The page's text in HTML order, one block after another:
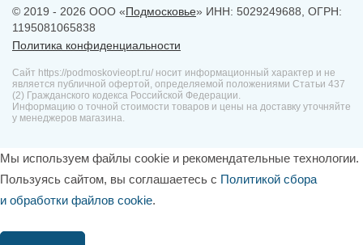
© 2019 - 2026 ООО «Подмосковье» ИНН: 5029249688, ОГРН:
1195081065838
Политика конфиденциальности
Сайт https://podmoskovieopt.ru/ носит информационный характер и не
является публичной офертой, определяемой положениями Статьи 437
(2) Гражданского кодекса Российской Федерации.
Информацию о точной стоимости товаров и цены на доставку уточняйте
у менеджеров магазина.
Мы используем файлы cookie и рекомендательные технологии.
Пользуясь сайтом, вы соглашаетесь с Политикой сбора
и обработки файлов cookie.